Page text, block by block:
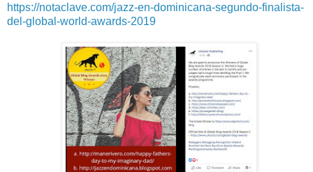
https://notaclave.com/jazz-en-dominicana-segundo-finalista-
del-global-world-awards-2019